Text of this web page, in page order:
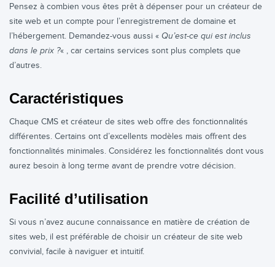
Pensez à combien vous êtes prêt à dépenser pour un créateur de
site web et un compte pour l’enregistrement de domaine et
l’hébergement. Demandez-vous aussi « Qu’est-ce qui est inclus
dans le prix ?« , car certains services sont plus complets que
d’autres.
Caractéristiques
Chaque CMS et créateur de sites web offre des fonctionnalités
différentes. Certains ont d’excellents modèles mais offrent des
fonctionnalités minimales. Considérez les fonctionnalités dont vous
aurez besoin à long terme avant de prendre votre décision.
Facilité d’utilisation
Si vous n’avez aucune connaissance en matière de création de
sites web, il est préférable de choisir un créateur de site web
convivial, facile à naviguer et intuitif.